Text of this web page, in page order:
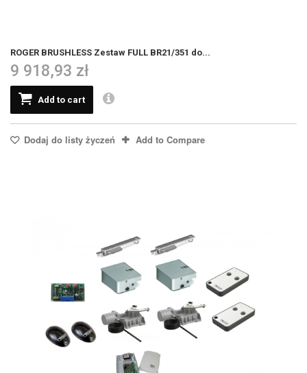
ROGER BRUSHLESS Zestaw FULL BR21/351 do...
9 918,93 zł
Add to cart
Dodaj do listy życzeń Add to Compare